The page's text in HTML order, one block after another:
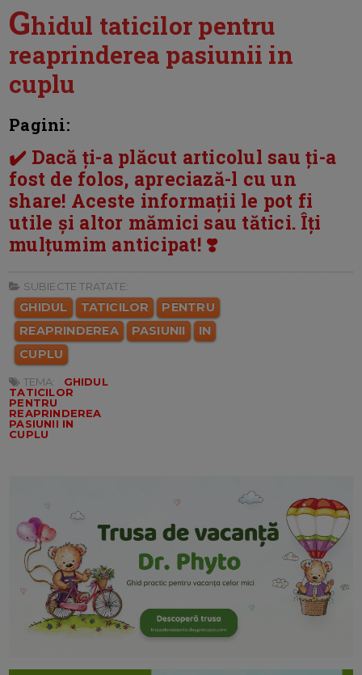
Ghidul taticilor pentru
reaprinderea pasiunii in
cuplu
Pagini:
✔️ Dacă ți-a plăcut articolul sau ți-a
fost de folos, apreciază-l cu un
share! Aceste informații le pot fi
utile și altor mămici sau tătici. Îți
mulțumim anticipat! ❣️
SUBIECTE TRATATE:
GHIDUL TATICILOR
PENTRU
REAPRINDEREA
PASIUNII
IN
CUPLU
TEMA:
GHIDUL
TATICILOR
PENTRU
REAPRINDEREA
PASIUNII IN
CUPLU